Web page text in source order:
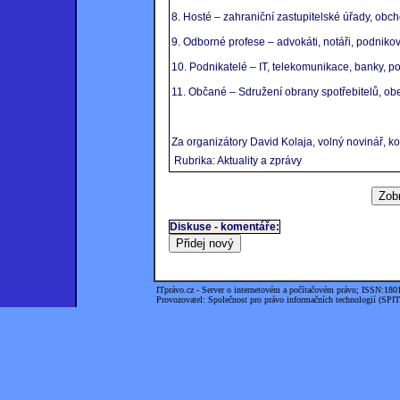
8. Hosté – zahraniční zastupitelské úřady,
9. Odborné profese – advokáti, notáři,
10. Podnikatelé – IT, telekomunikace, banky,
11. Občané – Sdružení obrany spotřebitelů,
Za organizátory David Kolaja, volný novinář,
Rubrika: Aktuality a zprávy
Diskuse - komentáře:
ITprávo.cz - Server o internetovém a počítačovém právu;
Provozovatel: Společnost pro právo informačních technologií